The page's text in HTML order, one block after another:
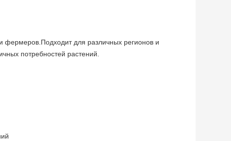
для различных регионов и
потребностей растений.